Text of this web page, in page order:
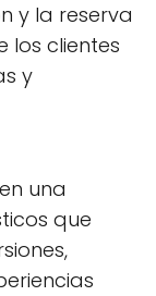
y la reserva
los clientes
y
una
que